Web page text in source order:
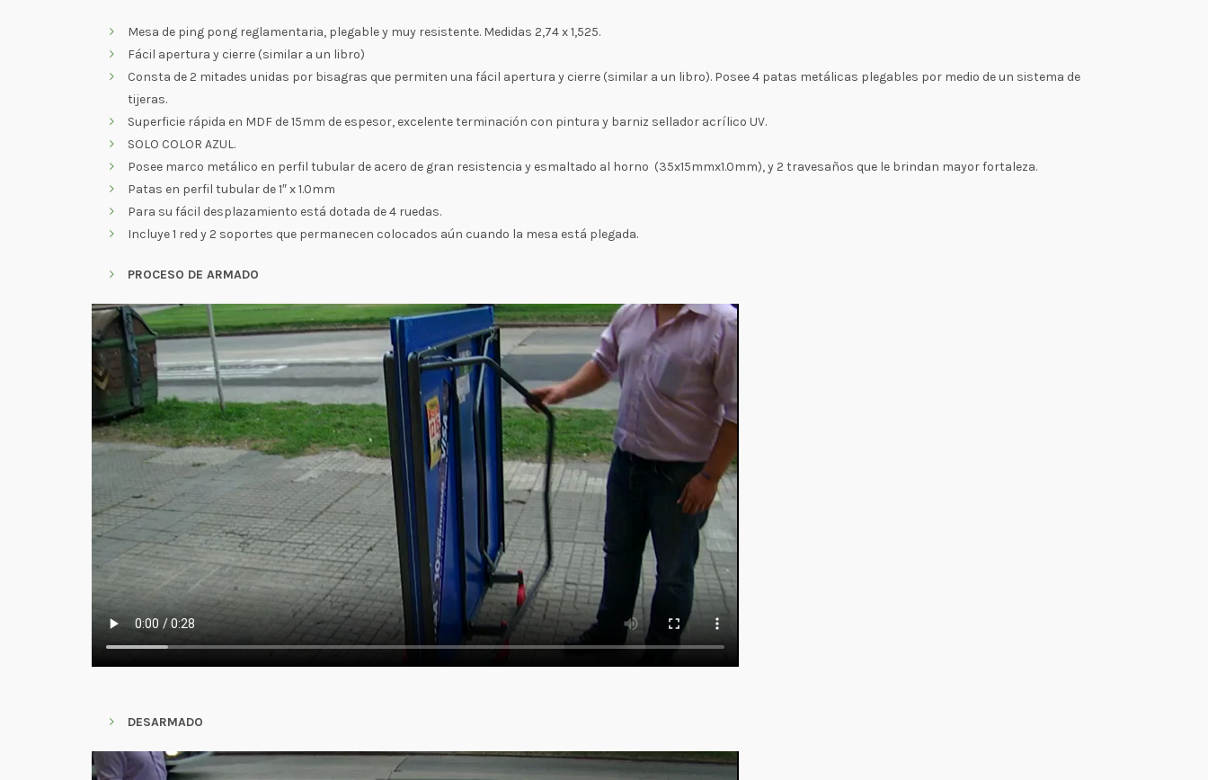
Mesa de ping pong reglamentaria, plegable y muy resistente. Medidas 2,74 x 1,525.
Fácil apertura y cierre (similar a un libro)
Consta de 2 mitades unidas por bisagras que permiten una fácil apertura y cierre (similar a un libro). Posee 4 patas metálicas plegables por medio de un sistema de
tijeras.
Superficie rápida en MDF de 15mm de espesor, excelente terminación con pintura y barniz sellador acrílico UV.
SOLO COLOR AZUL.
Posee marco metálico en perfil tubular de acero de gran resistencia y esmaltado al horno (35x15mmx1.0mm), y 2 travesaños que le brindan mayor fortaleza.
Patas en perfil tubular de 1″ x 1.0mm
Para su fácil desplazamiento está dotada de 4 ruedas.
Incluye 1 red y 2 soportes que permanecen colocados aún cuando la mesa está plegada.
PROCESO DE ARMADO
DESARMADO